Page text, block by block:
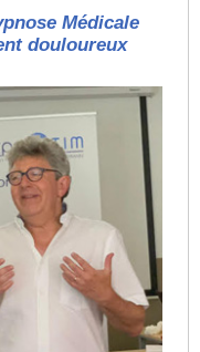
Médicale
douloureux